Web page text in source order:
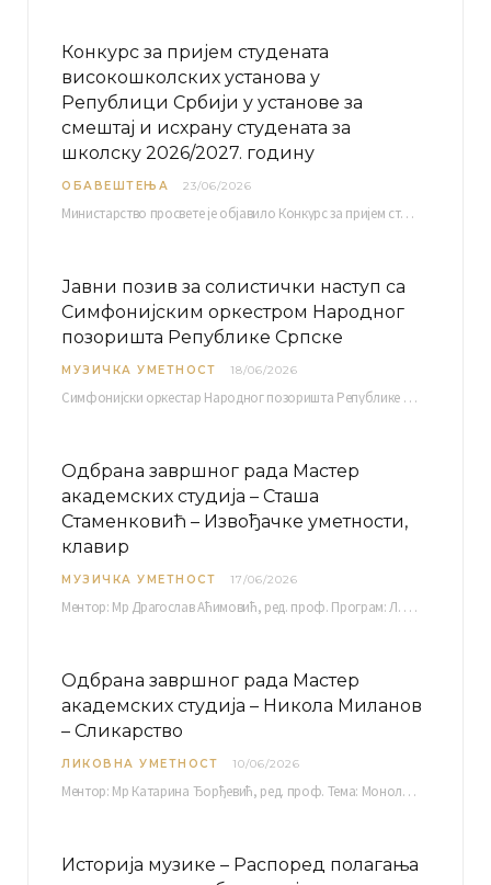
Конкурс за пријем студената
високошколских установа у
Републици Србији у установе за
смештај и исхрану студената за
школску 2026/2027. годину
ОБАВЕШТЕЊА 23/06/2026
Министарство просвете је објавило Конкурс за пријем студената високошколских установа у Републици Србији у установе…
Јавни позив за солистички наступ са
Симфонијским оркестром Народног
позоришта Републике Српске
МУЗИЧКА УМЕТНОСТ 18/06/2026
Симфонијски оркестар Народног позоришта Републике Српске расписује јавни позив за учешће у пројекту „CRESCENDO: Нова…
Одбрана завршног рада Мастер
академских студија – Сташа
Стаменковић – Извођачке уметности,
клавир
МУЗИЧКА УМЕТНОСТ 17/06/2026
Ментор: Мр Драгослав Аћимовић, ред. проф. Програм: Л. Ван Бетовен: Соната оп. 31 бр. 2 у…
Одбрана завршног рада Мастер
академских студија – Никола Миланов
– Сликарство
ЛИКОВНА УМЕТНОСТ 10/06/2026
Ментор: Мр Катарина Ђорђевић, ред. проф. Тема: Монолог емоција Среда, 17. 06. 2026. у 15:30 сати Сала бр. 12 Факултета уметности у Нишу, Кнегиње…
Историја музике – Распоред полагања